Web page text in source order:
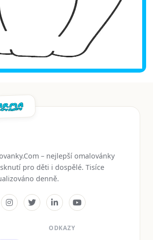
– nejlepší omalovánky
pro děti i dospělé. Tisíce
denně.
ODKAZY